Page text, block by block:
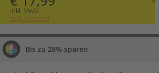
inkl. MwSt.
zzgl. Versand
Bis zu 28% sparen